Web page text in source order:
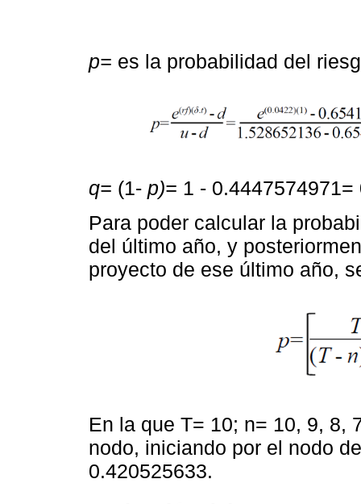
p= es la probabilidad del
q= (1- p)= 1 -
Para poder calcular la
del último año, y
proyecto de ese último año,
En la que T= 10; n= 10, 9, 8,
nodo, iniciando por el nodo
0.420525633.